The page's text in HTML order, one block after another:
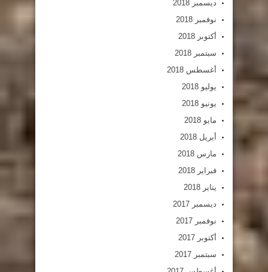
ديسمبر 2018
نوفمبر 2018
أكتوبر 2018
سبتمبر 2018
أغسطس 2018
يوليو 2018
يونيو 2018
مايو 2018
أبريل 2018
مارس 2018
فبراير 2018
يناير 2018
ديسمبر 2017
نوفمبر 2017
أكتوبر 2017
سبتمبر 2017